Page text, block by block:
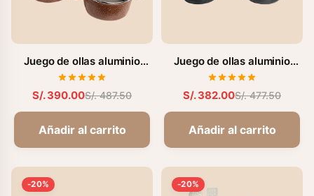
Juego de ollas aluminio
fundido ultragranito (FZ-
X1728BW)
S/. 390.00S/. 487.50
Añadir al carrito
Juego de ollas aluminio
fundido ultragranito de 9
pzs. (FZ-X1725MC)
S/. 382.00S/. 477.50
Añadir al carrito
-20% -20%